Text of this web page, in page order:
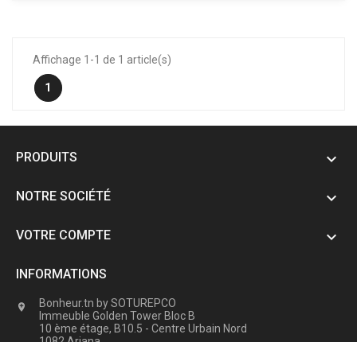
Affichage 1-1 de 1 article(s)
1
PRODUITS 
NOTRE SOCIÉTÉ 
VOTRE COMPTE 
INFORMATIONS

Bonheur.tn by SOTUREPCO
Immeuble Golden Tower Bloc B
10 ème étage, B10.5 - Centre Urbain Nord